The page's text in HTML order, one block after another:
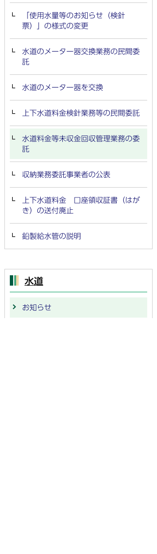
「使用水量等のお知らせ（検針
票）」の様式の変更
水道のメーター器交換業務の民間委
託
水道のメーター器を交換
上下水道料金検針業務等の民間委託
水道料金等未収金回収管理業務の委
託
収納業務委託事業者の公表
上下水道料金 口座領収証書（はが
き）の送付廃止
鉛製給水管の説明
水道
お知らせ